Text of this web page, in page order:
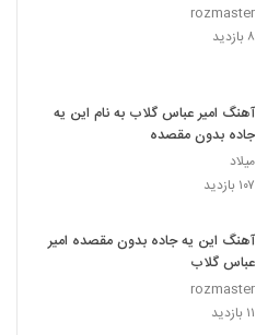
rozmaster
۸ بازدید
آهنگ امیر عباس گلاب به نام این یه
جاده بدون مقصده
میلاد
۱۰۷ بازدید
آهنگ این یه جاده بدون مقصده امیر
عباس گلاب
rozmaster
۱۱ بازدید